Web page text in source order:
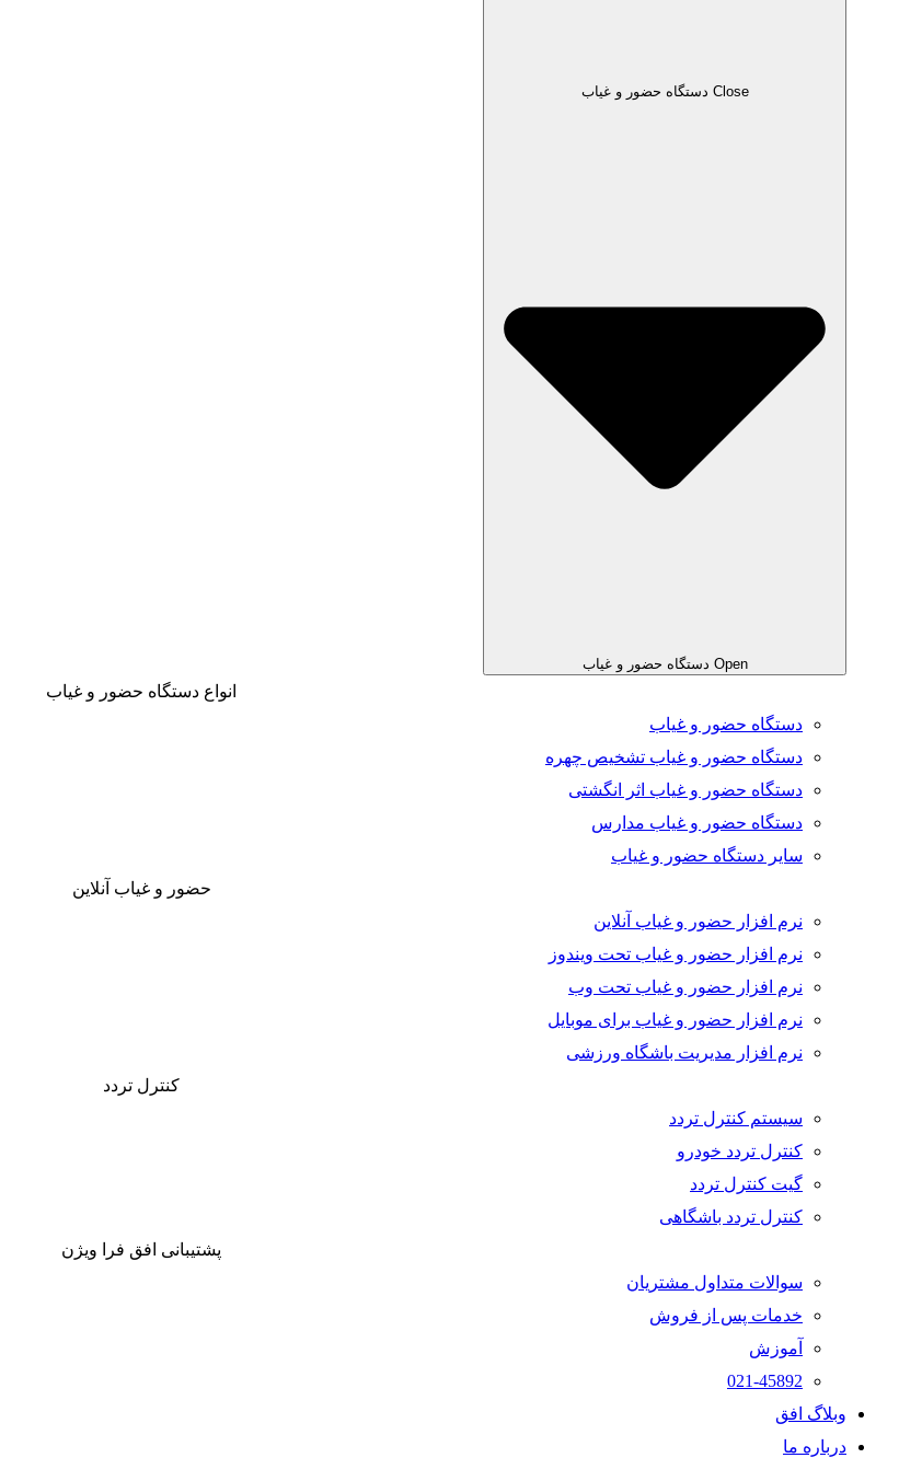
Close دستگاه حضور و غیاب
Open دستگاه حضور و غیاب
انواع دستگاه حضور و غیاب
دستگاه حضور و غیاب
دستگاه حضور و غیاب تشخیص چهره
دستگاه حضور و غیاب اثر انگشتی
دستگاه حضور و غیاب مدارس
سایر دستگاه حضور و غیاب
حضور و غیاب آنلاین
نرم افزار حضور و غیاب آنلاین
نرم افزار حضور و غیاب تحت ویندوز
نرم افزار حضور و غیاب تحت وب
نرم افزار حضور و غیاب برای موبایل
نرم افزار مدیریت باشگاه ورزشی
کنترل تردد
سیستم کنترل تردد
کنترل تردد خودرو
گیت کنترل تردد
کنترل تردد باشگاهی
پشتیبانی افق فرا ویژن
سوالات متداول مشتریان
خدمات پس از فروش
آموزش
021-45892
وبلاگ افق
درباره ما